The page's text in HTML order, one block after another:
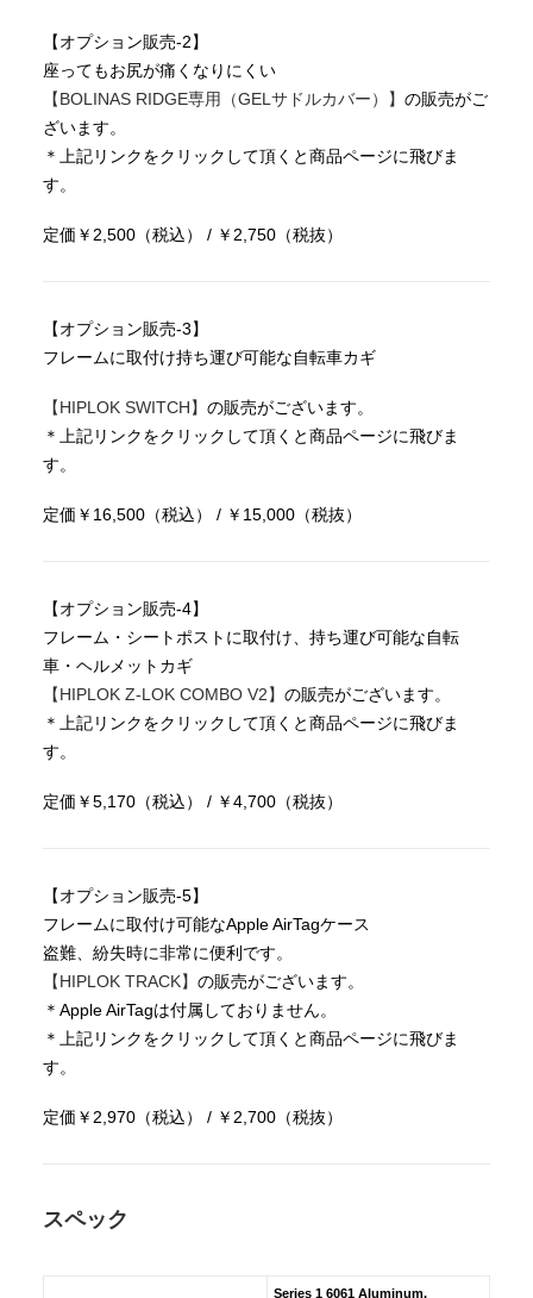
【オプション販売-2】
座ってもお尻が痛くなりにくい
【BOLINAS RIDGE専用（GELサドルカバー）】 の販売がご
ざいます。
＊上記リンクをクリックして頂くと商品ページに飛びま
す。
定価￥2,500（税込） / ￥2,750（税抜）
【オプション販売-3】
フレームに取付け持ち運び可能な自転車カギ
【HIPLOK SWITCH】 の販売がございます。
＊上記リンクをクリックして頂くと商品ページに飛びま
す。
定価￥16,500（税込） / ￥15,000（税抜）
【オプション販売-4】
フレーム・シートポストに取付け、持ち運び可能な自転
車・ヘルメットカギ
【HIPLOK Z-LOK COMBO V2】 の販売がございます。
＊上記リンクをクリックして頂くと商品ページに飛びま
す。
定価￥5,170（税込） / ￥4,700（税抜）
【オプション販売-5】
フレームに取付け可能なApple AirTagケース
盗難、紛失時に非常に便利です。
【HIPLOK TRACK】 の販売がございます。
＊Apple AirTagは付属しておりません。
＊上記リンクをクリックして頂くと商品ページに飛びま
す。
定価￥2,970（税込） / ￥2,700（税抜）
スペック
Series 1 6061 Aluminum,